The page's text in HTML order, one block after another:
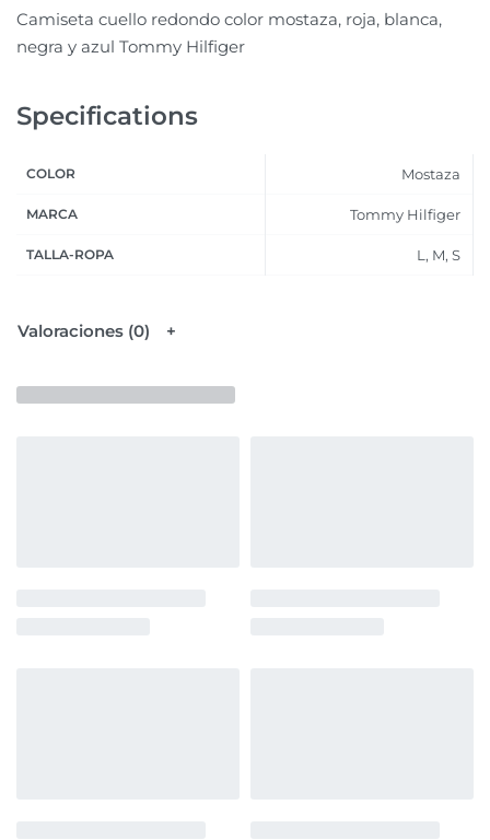
Camiseta cuello redondo color mostaza, roja, blanca,
negra y azul Tommy Hilfiger
Specifications
COLOR Mostaza
MARCA Tommy Hilfiger
TALLA-ROPA L, M, S
Valoraciones (0)